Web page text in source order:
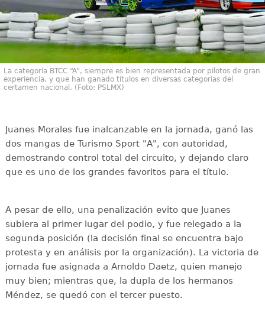
La categoría BTCC “A”, siempre es bien representada por pilotos de gran
experiencia, y que han ganado títulos en diversas categorías del
certamen nacional. (Foto: PSLMX)
Juanes Morales fue inalcanzable en la jornada, ganó las
dos mangas de Turismo Sport "A", con autoridad,
demostrando control total del circuito, y dejando claro
que es uno de los grandes favoritos para el título.
A pesar de ello, una penalización evito que Juanes
subiera al primer lugar del podio, y fue relegado a la
segunda posición (la decisión final se encuentra bajo
protesta y en análisis por la organización). La victoria de
jornada fue asignada a Arnoldo Daetz, quien manejo
muy bien; mientras que, la dupla de los hermanos
Méndez, se quedó con el tercer puesto.